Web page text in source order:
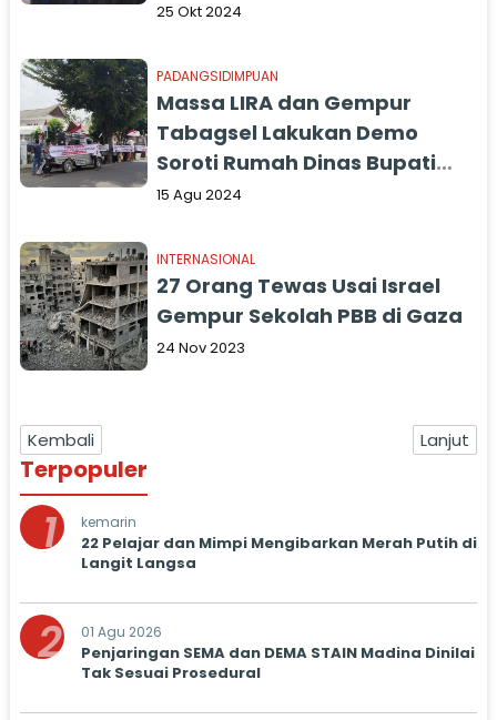
25 Okt 2024
PADANGSIDIMPUAN
Massa LIRA dan Gempur
Tabagsel Lakukan Demo
Soroti Rumah Dinas Bupati
Tapsel Lama, Ini Tuntutannya
15 Agu 2024
INTERNASIONAL
27 Orang Tewas Usai Israel
Gempur Sekolah PBB di Gaza
24 Nov 2023
Kembali Lanjut
Terpopuler
1 kemarin
22 Pelajar dan Mimpi Mengibarkan Merah Putih di
Langit Langsa
2 01 Agu 2026
Penjaringan SEMA dan DEMA STAIN Madina Dinilai
Tak Sesuai Prosedural